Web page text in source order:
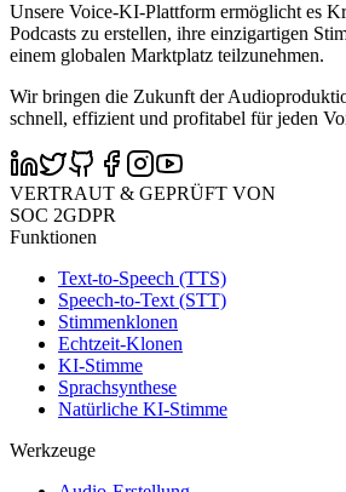
Unsere Voice-KI-Plattform ermöglicht es
Podcasts zu erstellen, ihre einzigartigen
einem globalen Marktplatz teilzunehmen.
Wir bringen die Zukunft der
schnell, effizient und profitabel für jeden
VERTRAUT & GEPRÜFT VON
SOC 2GDPR
Funktionen
Text-to-Speech (TTS)
Speech-to-Text (STT)
Stimmenklonen
Echtzeit-Klonen
KI-Stimme
Sprachsynthese
Natürliche KI-Stimme
Werkzeuge